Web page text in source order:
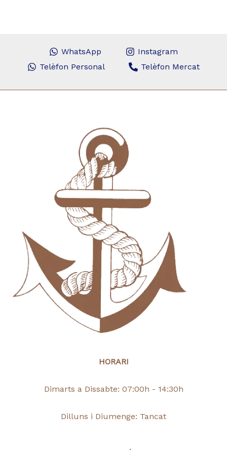
WhatsApp
Instagram
Telèfon Personal
Telèfon Mercat
HORARI
Dimarts a Dissabte: 07:00h - 14:30h
Dilluns i Diumenge: Tancat